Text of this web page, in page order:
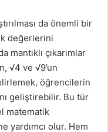
da önemli bir
değerlerini
mantıklı çıkarımlar
√4 ve √9’un
öğrencilerin
geliştirebilir. Bu tür
matematik
yardımcı olur. Hem